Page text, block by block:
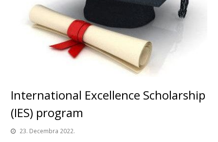
International Excellence Scholarship
(IES) program
23. Decembra 2022.